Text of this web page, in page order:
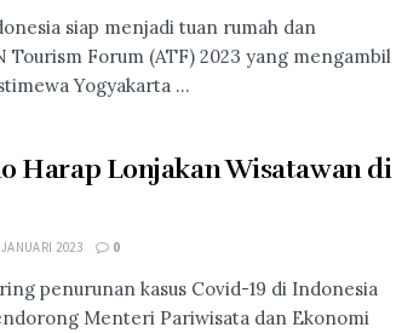
siap menjadi tuan rumah dan
Tourism Forum (ATF) 2023 yang mengambil
Yogyakarta ...
Harap Lonjakan Wisatawan di
2023 0
penurunan kasus Covid-19 di Indonesia
Menteri Pariwisata dan Ekonomi